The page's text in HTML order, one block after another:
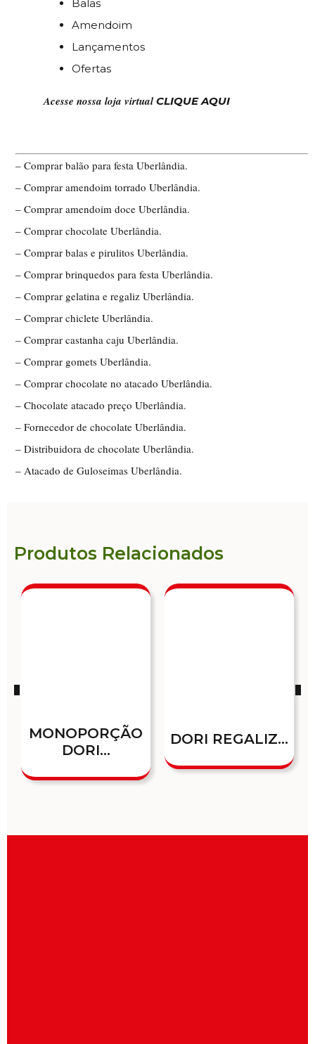
Balas
Amendoim
Lançamentos
Ofertas
Acesse nossa loja virtualCLIQUE AQUI
– Comprar balão para festa Uberlândia.
– Comprar amendoim torrado Uberlândia.
– Comprar amendoim doce Uberlândia.
– Comprar chocolate Uberlândia.
– Comprar balas e pirulitos Uberlândia.
– Comprar brinquedos para festa Uberlândia.
– Comprar gelatina e regaliz Uberlândia.
– Comprar chiclete Uberlândia.
– Comprar castanha caju Uberlândia.
– Comprar gomets Uberlândia.
– Comprar chocolate no atacado Uberlândia.
– Chocolate atacado preço Uberlândia.
– Fornecedor de chocolate Uberlândia.
– Distribuidora de chocolate Uberlândia.
– Atacado de Guloseimas Uberlândia.
Produtos Relacionados
MONOPORÇÃO
DORI...
DORI REGALIZ...